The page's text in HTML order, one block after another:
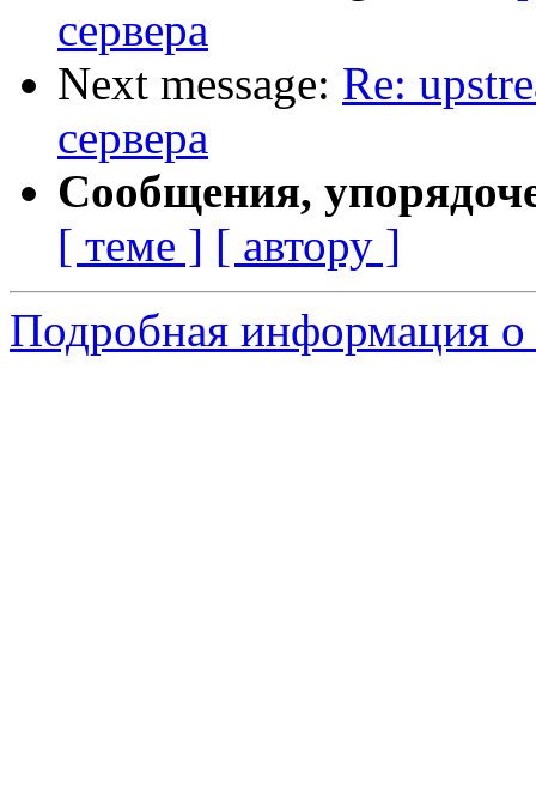
сервера
Next message: Re:
сервера
Сообщения,
[ теме ] [ автору ]
Подробная информация